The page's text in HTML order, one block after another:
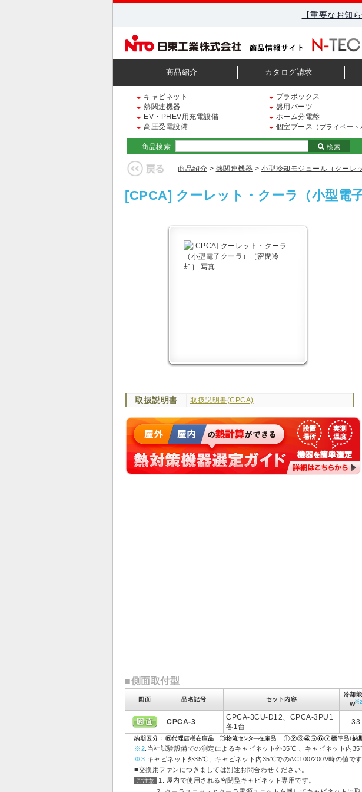
【重要なお知
商品紹介 カタログ請求
キャビネット プラボックス
熱関連機器
盤用パーツ
EV・PHEV用充電設備
ホーム分電盤
高圧受電設備
個室ブース （プライベート
商品検索 検索
商品紹介 > 熱関連機器 > 小型冷却モジュール（クーレッ
[CPCA] クーレット・クーラ（小型電
取扱説明書 取扱説明書(CPCA)
■側面取付型
図面 品名記号 セット内容
冷却
W※2
CPCA-3
CPCA-3CU-D12、CPCA-3PU1
各1台
33
※2 .当社試験設備での測定によるキャビネット外35℃ 、キャビネット内
※3 .キャビネット外35℃、キャビネット内35℃でのAC100/200V時の値です
■交換用ファンにつきましては別途お問合わせください。
ご注意
1. 屋内で使用される密閉型キャビネット専用です。